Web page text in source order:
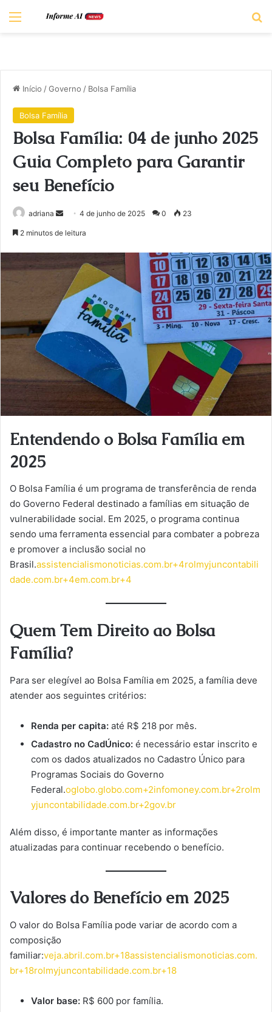
Menu
Início /Governo / Bolsa Família
Bolsa Família
Bolsa Família: 04 de junho 2025
Guia Completo para Garantir
seu Benefício
adriana
Mande4 de junho de 2025 0 23
2 minutos de leitura
Entendendo o Bolsa Família em
2025
O Bolsa Família é um programa de transferência de renda
do Governo Federal destinado a famílias em situação de
vulnerabilidade social. Em 2025, o programa continua
sendo uma ferramenta essencial para combater a pobreza
e promover a inclusão social no
Brasil.assistencialismonoticias.com.br+4rolmyjuncontabili
dade.com.br+4em.com.br+4
Quem Tem Direito ao Bolsa
Família?
Para ser elegível ao Bolsa Família em 2025, a família deve
atender aos seguintes critérios:
Renda per capita: até R$ 218 por mês.
Cadastro no CadÚnico: é necessário estar inscrito e
com os dados atualizados no Cadastro Único para
Programas Sociais do Governo
Federal.oglobo.globo.com+2infomoney.com.br+2rolm
yjuncontabilidade.com.br+2gov.br
Além disso, é importante manter as informações
atualizadas para continuar recebendo o benefício.
Valores do Benefício em 2025
O valor do Bolsa Família pode variar de acordo com a
composição
familiar:veja.abril.com.br+18assistencialismonoticias.com.
br+18rolmyjuncontabilidade.com.br+18
Valor base: R$ 600 por família.